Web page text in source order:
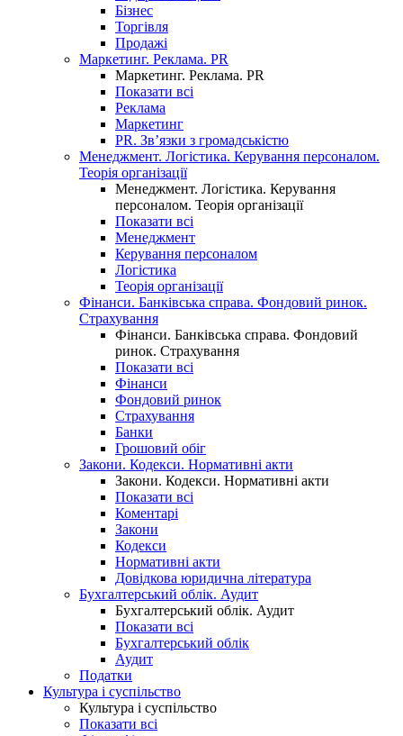
Бізнес
Торгівля
Продажі
Маркетинг. Реклама. PR
Маркетинг. Реклама. PR
Показати всі
Реклама
Маркетинг
PR. Зв’язки з громадськістю
Менеджмент. Логістика. Керування персоналом.
Теорія організації
Менеджмент. Логістика. Керування
персоналом. Теорія організації
Показати всі
Менеджмент
Керування персоналом
Логістика
Теорія організації
Фінанси. Банківська справа. Фондовий ринок.
Страхування
Фінанси. Банківська справа. Фондовий
ринок. Страхування
Показати всі
Фінанси
Фондовий ринок
Страхування
Банки
Грошовий обіг
Закони. Кодекси. Нормативні акти
Закони. Кодекси. Нормативні акти
Показати всі
Коментарі
Закони
Кодекси
Нормативні акти
Довідкова юридична література
Бухгалтерський облік. Аудит
Бухгалтерський облік. Аудит
Показати всі
Бухгалтерський облік
Аудит
Податки
Культура і суспільство
Культура і суспільство
Показати всі